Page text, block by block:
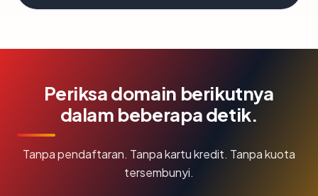
Periksa domain berikutnya
dalam beberapa detik.
Tanpa pendaftaran. Tanpa kartu kredit. Tanpa kuota
tersembunyi.